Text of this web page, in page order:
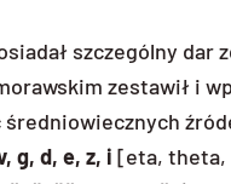
szczególny dar
zestawił i
g, d, e, z, i [eta, theta,